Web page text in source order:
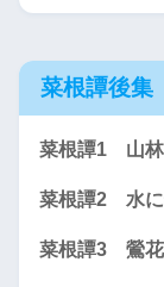
菜根譚後集
菜根譚1 山林
菜根譚2 水に
菜根譚3 鶯花